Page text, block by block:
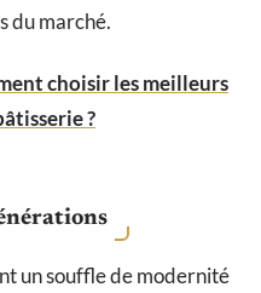
du marché.
choisir les meilleurs
?
un souffle de modernité